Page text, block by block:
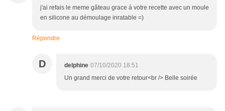
j'ai refais le meme gâteau grace à votre recette avec un moule
en silicone au démoulage inratable =)
Répondre
D delphine 07/10/2020 18:51
Un grand merci de votre retour<br /> Belle soirée